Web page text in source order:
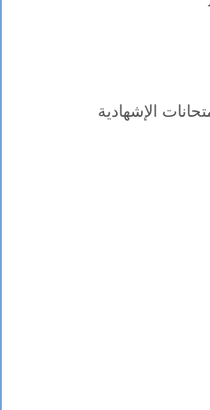
الإشهادية